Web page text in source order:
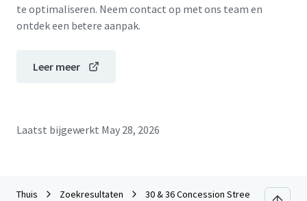
te optimaliseren. Neem contact op met ons team en
ontdek een betere aanpak.
Leer meer
Laatst bijgewerkt May 28, 2026
Thuis Zoekresultaten 30 & 36 Concession Street